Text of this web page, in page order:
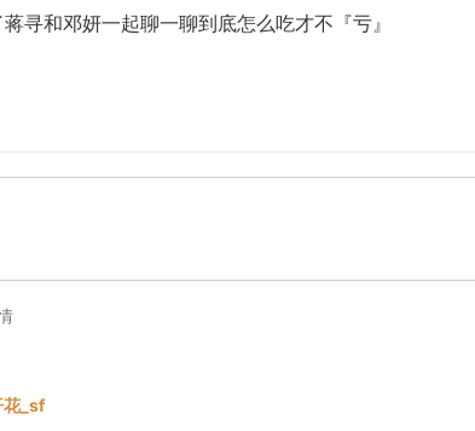
寻和邓妍一起聊一聊到底怎么吃才不『亏』
花_sf